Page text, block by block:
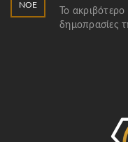
ΝΟΈ
Το
δημοπρασίες